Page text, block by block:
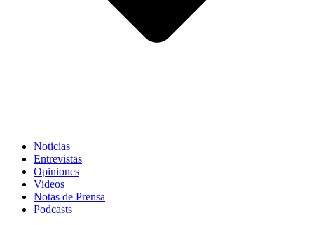
Noticias
Entrevistas
Opiniones
Videos
Notas de Prensa
Podcasts